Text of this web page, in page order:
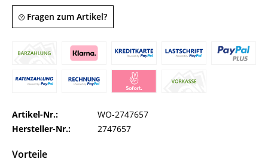
Fragen zum Artikel?
Artikel-Nr.:
WO-2747657
Hersteller-Nr.:
2747657
Vorteile